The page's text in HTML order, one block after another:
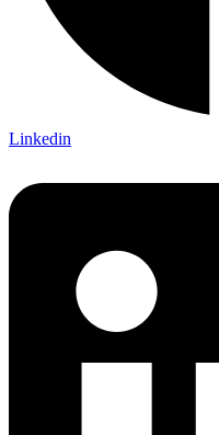
Linkedin